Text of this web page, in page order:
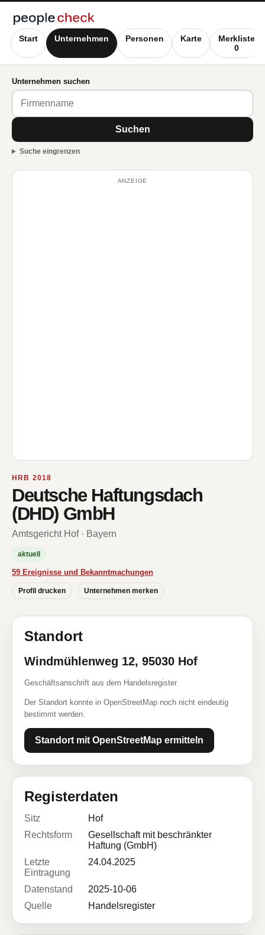
Start Unternehmen Personen Karte
Merkliste
0
Unternehmen suchen
Suchen
Suche eingrenzen
ANZEIGE
HRB 2018
Deutsche Haftungsdach
(DHD) GmbH
Amtsgericht Hof · Bayern
aktuell
59 Ereignisse und Bekanntmachungen
Profil drucken Unternehmen merken
Standort
Windmühlenweg 12, 95030 Hof
Geschäftsanschrift aus dem Handelsregister
Der Standort konnte in OpenStreetMap noch nicht eindeutig
bestimmt werden.
Standort mit OpenStreetMap ermitteln
Registerdaten
Sitz
Hof
Rechtsform
Gesellschaft mit beschränkter
Haftung (GmbH)
Letzte
Eintragung
24.04.2025
Datenstand
2025-10-06
Quelle
Handelsregister